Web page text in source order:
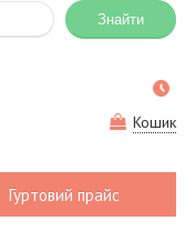
Знайти
Кошик
Гуртовий прайс